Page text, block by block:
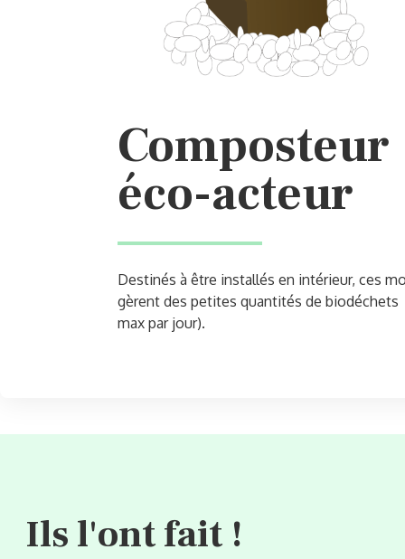
Composteur
éco-acteur
Destinés à être installés en intérieur, ces
gèrent des petites quantités de biodéchets
max par jour).
Ils l'ont fait !